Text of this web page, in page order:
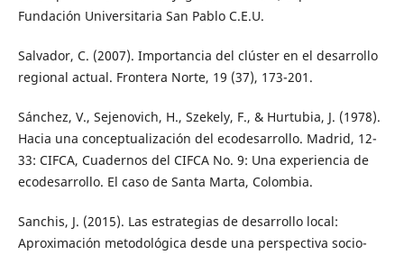
Fundación Universitaria San Pablo C.E.U.
Salvador, C. (2007). Importancia del clúster en el desarrollo
regional actual. Frontera Norte, 19 (37), 173-201.
Sánchez, V., Sejenovich, H., Szekely, F., & Hurtubia, J. (1978).
Hacia una conceptualización del ecodesarrollo. Madrid, 12-
33: CIFCA, Cuadernos del CIFCA No. 9: Una experiencia de
ecodesarrollo. El caso de Santa Marta, Colombia.
Sanchis, J. (2015). Las estrategias de desarrollo local:
Aproximación metodológica desde una perspectiva socio-